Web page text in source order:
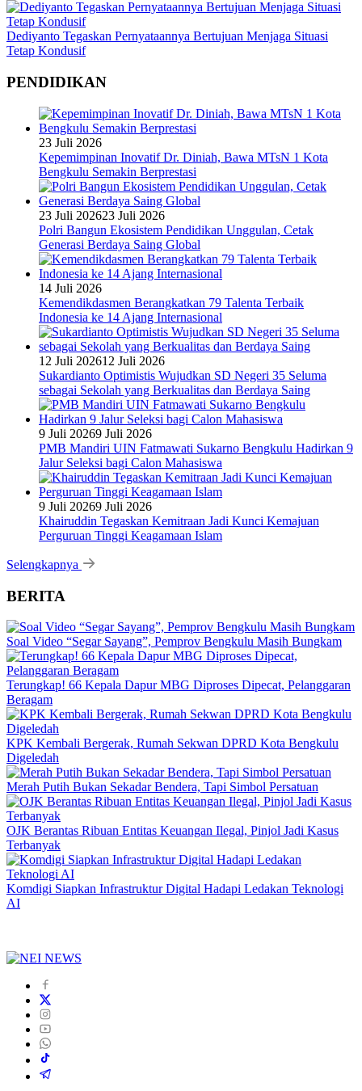
Dediyanto Tegaskan Pernyataannya Bertujuan Menjaga Situasi
Tetap Kondusif
PENDIDIKAN
23 Juli 2026
Kepemimpinan Inovatif Dr. Diniah, Bawa MTsN 1 Kota
Bengkulu Semakin Berprestasi
23 Juli 202623 Juli 2026
Polri Bangun Ekosistem Pendidikan Unggulan, Cetak
Generasi Berdaya Saing Global
14 Juli 2026
Kemendikdasmen Berangkatkan 79 Talenta Terbaik
Indonesia ke 14 Ajang Internasional
12 Juli 202612 Juli 2026
Sukardianto Optimistis Wujudkan SD Negeri 35 Seluma
sebagai Sekolah yang Berkualitas dan Berdaya Saing
9 Juli 20269 Juli 2026
PMB Mandiri UIN Fatmawati Sukarno Bengkulu Hadirkan 9
Jalur Seleksi bagi Calon Mahasiswa
9 Juli 20269 Juli 2026
Khairuddin Tegaskan Kemitraan Jadi Kunci Kemajuan
Perguruan Tinggi Keagamaan Islam
Selengkapnya
BERITA
Soal Video “Segar Sayang”, Pemprov Bengkulu Masih Bungkam
Terungkap! 66 Kepala Dapur MBG Diproses Dipecat, Pelanggaran
Beragam
KPK Kembali Bergerak, Rumah Sekwan DPRD Kota Bengkulu
Digeledah
Merah Putih Bukan Sekadar Bendera, Tapi Simbol Persatuan
OJK Berantas Ribuan Entitas Keuangan Ilegal, Pinjol Jadi Kasus
Terbanyak
Komdigi Siapkan Infrastruktur Digital Hadapi Ledakan Teknologi
AI